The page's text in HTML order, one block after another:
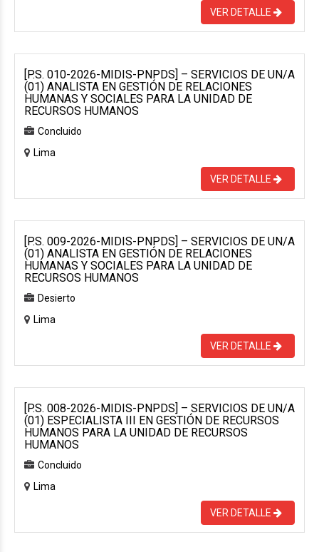
VER DETALLE
[P.S. 010-2026-MIDIS-PNPDS] – SERVICIOS DE UN/A
(01) ANALISTA EN GESTIÓN DE RELACIONES
HUMANAS Y SOCIALES PARA LA UNIDAD DE
RECURSOS HUMANOS
Concluido
Lima
VER DETALLE
[P.S. 009-2026-MIDIS-PNPDS] – SERVICIOS DE UN/A
(01) ANALISTA EN GESTIÓN DE RELACIONES
HUMANAS Y SOCIALES PARA LA UNIDAD DE
RECURSOS HUMANOS
Desierto
Lima
VER DETALLE
[P.S. 008-2026-MIDIS-PNPDS] – SERVICIOS DE UN/A
(01) ESPECIALISTA III EN GESTIÓN DE RECURSOS
HUMANOS PARA LA UNIDAD DE RECURSOS
HUMANOS
Concluido
Lima
VER DETALLE